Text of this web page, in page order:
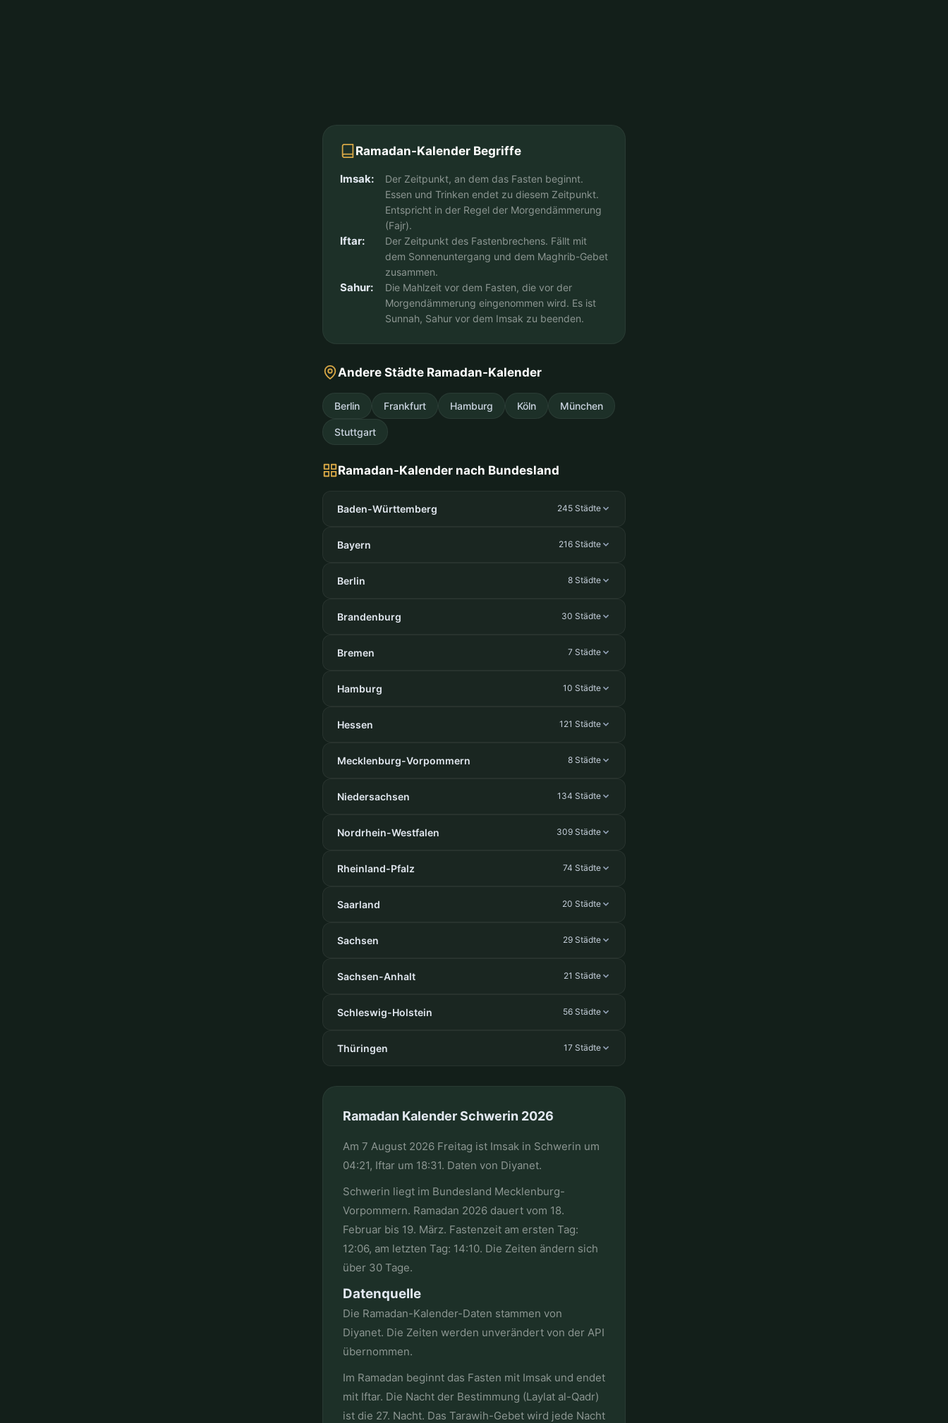
Ramadan-Kalender Begriffe
Imsak:
Der Zeitpunkt, an dem das Fasten beginnt.
Essen und Trinken endet zu diesem Zeitpunkt.
Entspricht in der Regel der Morgendämmerung
(Fajr).
Iftar:
Der Zeitpunkt des Fastenbrechens. Fällt mit
dem Sonnenuntergang und dem Maghrib-Gebet
zusammen.
Sahur:
Die Mahlzeit vor dem Fasten, die vor der
Morgendämmerung eingenommen wird. Es ist
Sunnah, Sahur vor dem Imsak zu beenden.
Andere Städte Ramadan-Kalender
Berlin Frankfurt Hamburg Köln München
Stuttgart
Ramadan-Kalender nach Bundesland
Baden-Württemberg 245 Städte
Bayern 216 Städte
Berlin 8 Städte
Brandenburg 30 Städte
Bremen 7 Städte
Hamburg 10 Städte
Hessen 121 Städte
Mecklenburg-Vorpommern 8 Städte
Niedersachsen 134 Städte
Nordrhein-Westfalen 309 Städte
Rheinland-Pfalz 74 Städte
Saarland 20 Städte
Sachsen 29 Städte
Sachsen-Anhalt 21 Städte
Schleswig-Holstein 56 Städte
Thüringen 17 Städte
Ramadan Kalender Schwerin 2026
Am 7 August 2026 Freitag ist Imsak in Schwerin um
04:21, Iftar um 18:31. Daten von Diyanet.
Schwerin liegt im Bundesland Mecklenburg-
Vorpommern. Ramadan 2026 dauert vom 18.
Februar bis 19. März. Fastenzeit am ersten Tag:
12:06, am letzten Tag: 14:10. Die Zeiten ändern sich
über 30 Tage.
Datenquelle
Die Ramadan-Kalender-Daten stammen von
Diyanet. Die Zeiten werden unverändert von der API
übernommen.
Im Ramadan beginnt das Fasten mit Imsak und endet
mit Iftar. Die Nacht der Bestimmung (Laylat al-Qadr)
ist die 27. Nacht. Das Tarawih-Gebet wird jede Nacht